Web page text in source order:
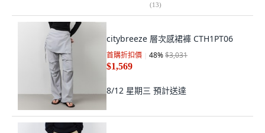
(13)
citybreeze 層次感裙褲 CTH1PT06
首購折扣價 48%$3,031
$1,569
8/12 星期三 預計送達